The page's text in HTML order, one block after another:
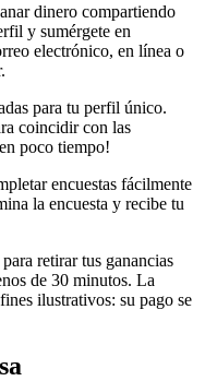
dinero compartiendo
y sumérgete en
electrónico, en línea o
para tu perfil único.
coincidir con las
poco tiempo!
encuestas fácilmente
la encuesta y recibe tu
retirar tus ganancias
de 30 minutos. La
ilustrativos: su pago se